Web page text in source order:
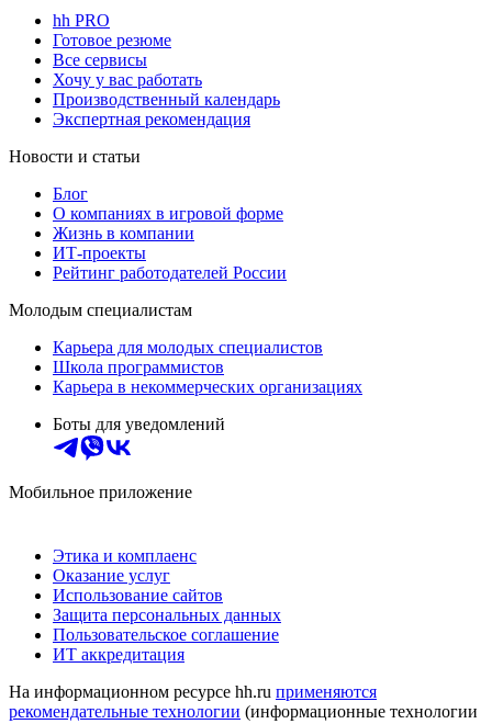
hh PRO
Готовое резюме
Все сервисы
Хочу у вас работать
Производственный календарь
Экспертная рекомендация
Новости и статьи
Блог
О компаниях в игровой форме
Жизнь в компании
ИТ-проекты
Рейтинг работодателей России
Молодым специалистам
Карьера для молодых специалистов
Школа программистов
Карьера в некоммерческих организациях
Боты для уведомлений
Мобильное приложение
Этика и комплаенс
Оказание услуг
Использование сайтов
Защита персональных данных
Пользовательское соглашение
ИТ аккредитация
На информационном ресурсе hh.ru применяются
рекомендательные технологии (информационные технологии